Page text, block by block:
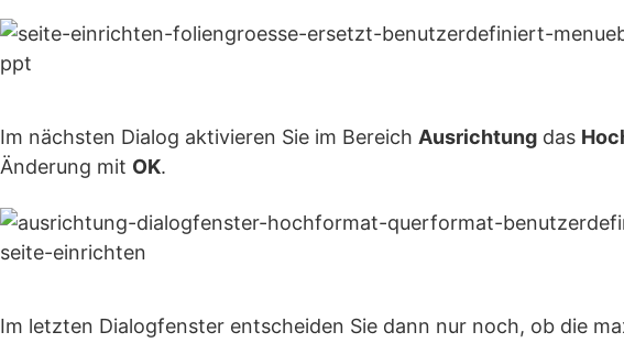
Im nächsten Dialog aktivieren Sie im Bereich Ausrichtung das
Änderung mit OK.
Im letzten Dialogfenster entscheiden Sie dann nur noch, ob die